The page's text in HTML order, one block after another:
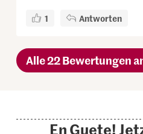
1 Antworten
Alle 22 Bewertungen
En Guete!